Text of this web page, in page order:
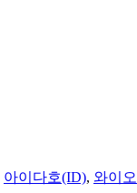
아이다호(ID), 와이